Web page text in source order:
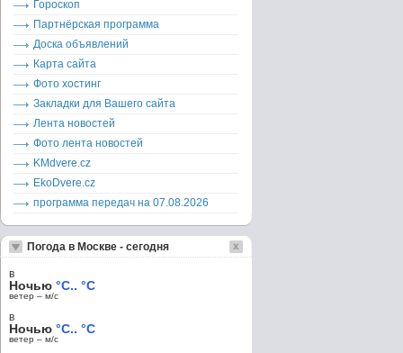
Гороскоп
Партнёрская программа
Доска объявлений
Карта сайта
Фото хостинг
Закладки для Вашего сайта
Лента новостей
Фото лента новостей
KMdvere.cz
EkoDvere.cz
программа передач на 07.08.2026
Погода в Москве - сегодня
в
Ночью °C.. °C
ветер – м/c
в
Ночью °C.. °C
ветер – м/c